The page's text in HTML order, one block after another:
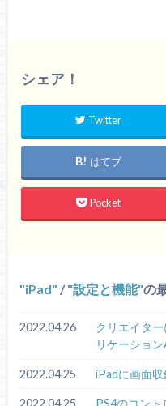
シェア！
Twitter
はてブ
Pocket
iPad / 設定と機能 の
2022.04.26
クリエイタ
リケーショ
2022.04.25 iPadに画面
2022.04.25
PS4のコン